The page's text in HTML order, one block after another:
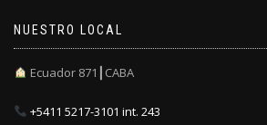
NUESTRO LOCAL
Ecuador 871┃CABA
+5411 5217-3101 int. 243